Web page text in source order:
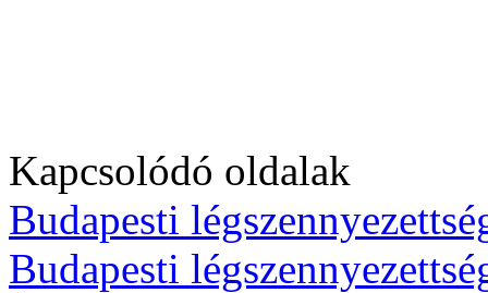
Kapcsolódó oldalak
Budapesti
Budapesti